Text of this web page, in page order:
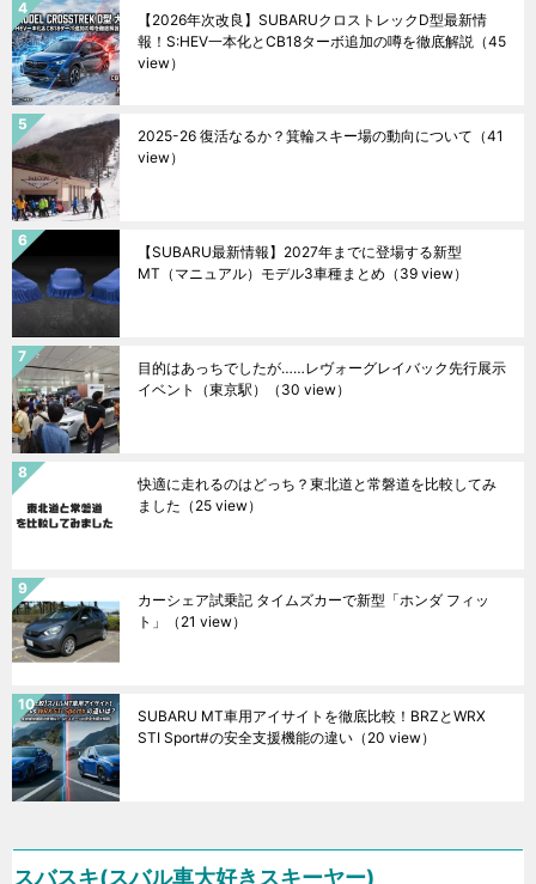
【2026年次改良】SUBARUクロストレックD型最新情
報！S:HEV一本化とCB18ターボ追加の噂を徹底解説 （45
view）
2025-26 復活なるか？箕輪スキー場の動向について （41
view）
【SUBARU最新情報】2027年までに登場する新型
MT（マニュアル）モデル3車種まとめ （39 view）
目的はあっちでしたが……レヴォーグレイバック先行展示
イベント（東京駅）
（30 view）
快適に走れるのはどっち？東北道と常磐道を比較してみ
ました （25 view）
カーシェア試乗記 タイムズカーで新型「ホンダ フィッ
ト」
（21 view）
SUBARU MT車用アイサイトを徹底比較！BRZとWRX
STI Sport#の安全支援機能の違い （20 view）
スバスキ(スバル車大好きスキーヤー)